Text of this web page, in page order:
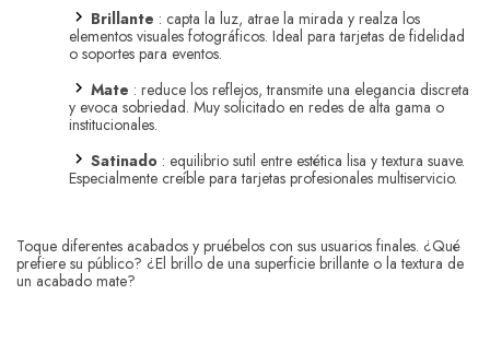
Brillante : capta la luz, atrae la mirada y realza los
elementos visuales fotográficos. Ideal para tarjetas de fidelidad
o soportes para eventos.
Mate : reduce los reflejos, transmite una elegancia discreta
y evoca sobriedad. Muy solicitado en redes de alta gama o
institucionales.
Satinado : equilibrio sutil entre estética lisa y textura suave.
Especialmente creíble para tarjetas profesionales multiservicio.
Toque diferentes acabados y pruébelos con sus usuarios finales. ¿Qué
prefiere su público? ¿El brillo de una superficie brillante o la textura de
un acabado mate?